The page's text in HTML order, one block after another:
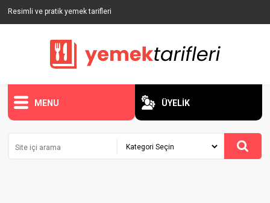
Resimli ve pratik yemek tarifleri
MENU ÜYELİK